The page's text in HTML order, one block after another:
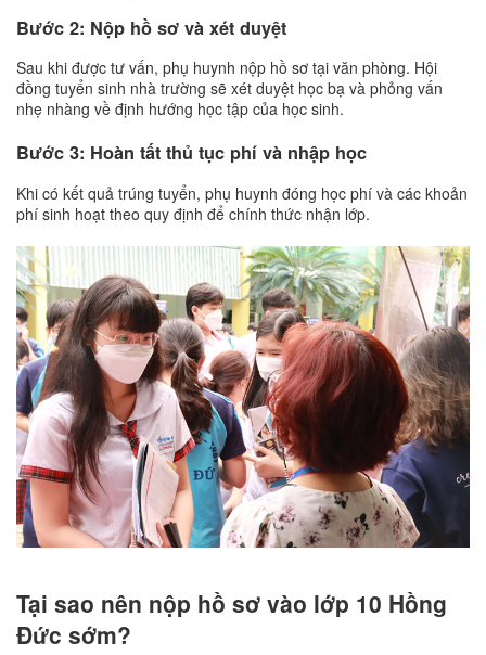
Bước 2: Nộp hồ sơ và xét duyệt
Sau khi được tư vấn, phụ huynh nộp hồ sơ tại văn phòng. Hội
đồng tuyển sinh nhà trường sẽ xét duyệt học bạ và phỏng vấn
nhẹ nhàng về định hướng học tập của học sinh.
Bước 3: Hoàn tất thủ tục phí và nhập học
Khi có kết quả trúng tuyển, phụ huynh đóng học phí và các khoản
phí sinh hoạt theo quy định để chính thức nhận lớp.
Tại sao nên nộp hồ sơ vào lớp 10 Hồng
Đức sớm?